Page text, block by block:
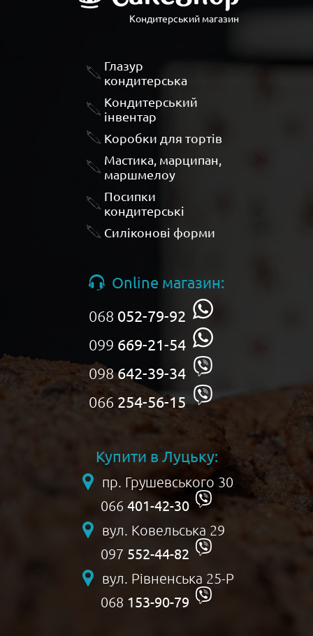
Кондитерський магазин
Глазур
кондитерська
Кондитерський
інвентар
Коробки для тортів
Мастика, марципан,
маршмелоу
Посипки
кондитерські
Силіконові форми
Online магазин:
068 052-79-92
099 669-21-54
098642-39-34
066 254-56-15
Купити в Луцьку:
пр. Грушевського 30
066 401-42-30
вул. Ковельська 29
097 552-44-82
вул. Рівненська 25-Р
068 153-90-79